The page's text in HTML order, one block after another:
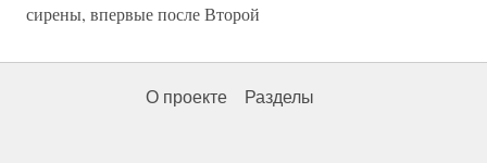
сирены, впервые после Второй
О проекте Разделы